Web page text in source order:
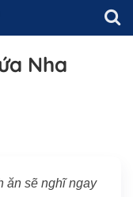
Nha
ăn sẽ nghĩ ngay